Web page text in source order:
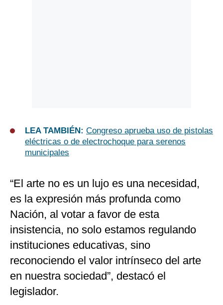
LEA TAMBIÉN: Congreso aprueba uso de pistolas
eléctricas o de electrochoque para serenos
municipales
“El arte no es un lujo es una necesidad,
es la expresión más profunda como
Nación, al votar a favor de esta
insistencia, no solo estamos regulando
instituciones educativas, sino
reconociendo el valor intrínseco del arte
en nuestra sociedad”, destacó el
legislador.